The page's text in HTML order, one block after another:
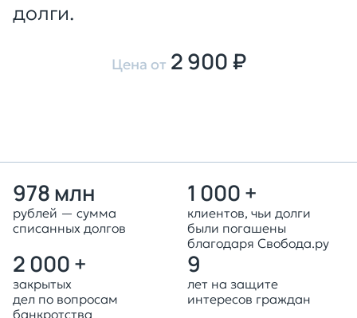
долги.
Цена от 2 900 ₽
978 млн
рублей — сумма
списанных долгов
1 000 +
клиентов, чьи долги
были погашены
благодаря Свобода.ру
2 000 +
закрытых
дел по вопросам
банкротства
9
лет на защите
интересов граждан